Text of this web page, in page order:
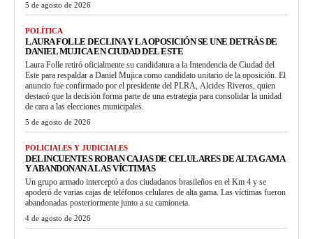
5 de agosto de 2026
POLÍTICA
LAURA FOLLE DECLINA Y LA OPOSICIÓN SE UNE DETRÁS DE
DANIEL MUJICA EN CIUDAD DEL ESTE
Laura Folle retiró oficialmente su candidatura a la Intendencia de Ciudad del
Este para respaldar a Daniel Mujica como candidato unitario de la oposición. El
anuncio fue confirmado por el presidente del PLRA, Alcides Riveros, quien
destacó que la decisión forma parte de una estrategia para consolidar la unidad
de cara a las elecciones municipales.
5 de agosto de 2026
POLICIALES Y JUDICIALES
DELINCUENTES ROBAN CAJAS DE CELULARES DE ALTA GAMA
Y ABANDONAN A LAS VÍCTIMAS
Un grupo armado interceptó a dos ciudadanos brasileños en el Km 4 y se
apoderó de varias cajas de teléfonos celulares de alta gama. Las víctimas fueron
abandonadas posteriormente junto a su camioneta.
4 de agosto de 2026